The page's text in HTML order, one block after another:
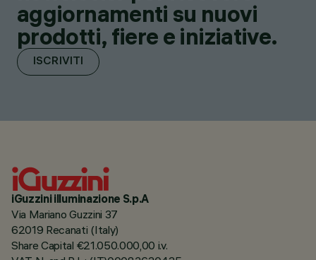
aggiornamenti su nuovi
prodotti, fiere e iniziative.
ISCRIVITI
iGuzzini illuminazione S.p.A
Via Mariano Guzzini 37
62019 Recanati (Italy)
Share Capital €21.050.000,00 i.v.